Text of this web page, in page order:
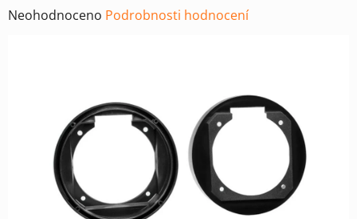
Průměrné
hvězdiček.
Neohodnoceno Podrobnosti hodnocení